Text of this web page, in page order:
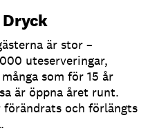
är stor –
uteserveringar,
som för 15 år
är öppna året runt.
och förlängts
.